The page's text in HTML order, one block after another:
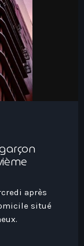
après
situé